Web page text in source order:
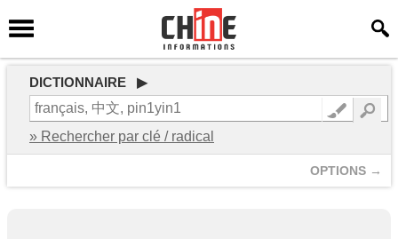
DICTIONNAIRE ▶
» Rechercher par clé / radical
OPTIONS →